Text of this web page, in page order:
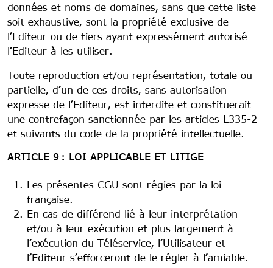
données et noms de domaines, sans que cette liste
soit exhaustive, sont la propriété exclusive de
l’Editeur ou de tiers ayant expressément autorisé
l’Editeur à les utiliser.
Toute reproduction et/ou représentation, totale ou
partielle, d’un de ces droits, sans autorisation
expresse de l’Editeur, est interdite et constituerait
une contrefaçon sanctionnée par les articles L335-2
et suivants du code de la propriété intellectuelle.
ARTICLE 9 : LOI APPLICABLE ET LITIGE
Les présentes CGU sont régies par la loi
française.
En cas de différend lié à leur interprétation
et/ou à leur exécution et plus largement à
l’exécution du Téléservice, l’Utilisateur et
l’Editeur s’efforceront de le régler à l’amiable.